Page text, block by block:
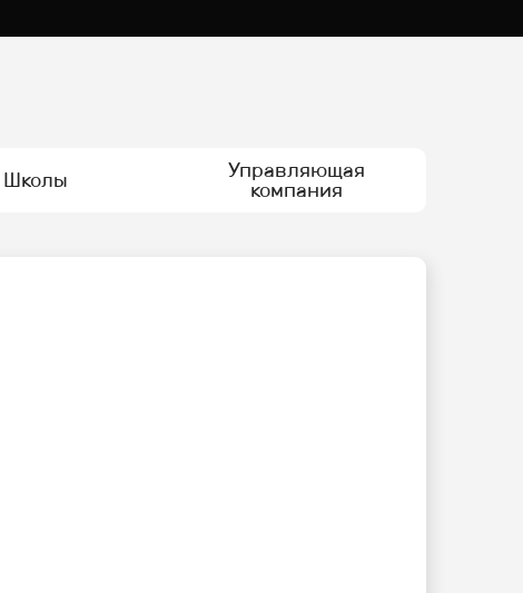
Школы
Управляющая
компания